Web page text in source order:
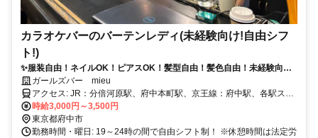
カラオケバーのバーテンレディ(未経験向け!自由シフ
ト!)
✨服装自由！ネイルOK！ピアスOK！髪型自由！髪色自由！未経験向け
の気軽なカウンターレディ♪
ガールズバー mieu
アクセス: JR：分倍河原駅、府中本町駅、京王線：府中駅、各駅ス
グ！
時給3,000円～3,500円
東京都府中市
勤務時間・曜日: 19～24時の間で自由シフト制！ ※休憩時間は法定労